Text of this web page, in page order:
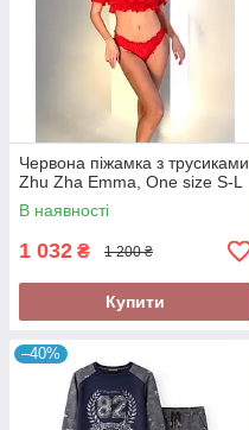
Червона піжамка з трусиками
Zhu Zha Emma, One size S-L
В наявності
1 032 ₴ 1 200 ₴
Купити
–40%